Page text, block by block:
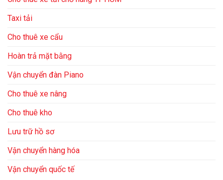
Taxi tải
Cho thuê xe cẩu
Hoàn trả mặt bằng
Vận chuyển đàn Piano
Cho thuê xe nâng
Cho thuê kho
Lưu trữ hồ sơ
Vận chuyển hàng hóa
Vận chuyển quốc tế